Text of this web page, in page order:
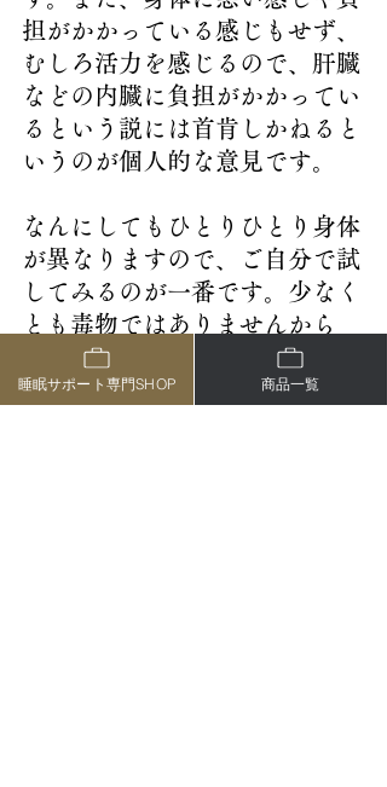
担がかかっている感じもせず、
むしろ活力を感じるので、肝臓
などの内臓に負担がかかってい
るという説には首肯しかねると
いうのが個人的な意見です。
なんにしてもひとりひとり身体
が異なりますので、ご自分で試
してみるのが一番です。少なく
とも毒物ではありませんから
ね。なにもせずに不調を感じ続
けるよりは、なにかやったほう
睡眠サポート専門SHOP 商品一覧